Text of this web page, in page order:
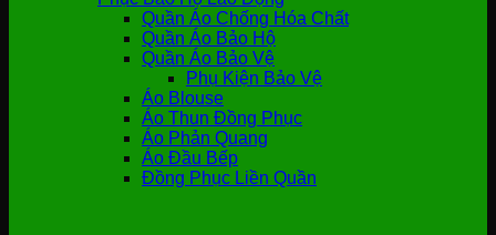
Quần Áo Chống Hóa Chất
Quần Áo Bảo Hộ
Quần Áo Bảo Vệ
Phụ Kiện Bảo Vệ
Áo Blouse
Áo Thun Đồng Phục
Áo Phản Quang
Áo Đầu Bếp
Đồng Phục Liền Quần